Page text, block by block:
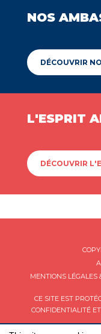
NOS
DÉCOUVRIR
L'ESPRIT
DÉCOUVRIR
MENTIONS LÉGALES
CE SITE EST
CONFIDENTIALITÉET